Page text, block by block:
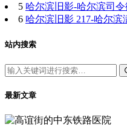
5 哈尔滨旧影-哈尔滨司令
6 哈尔滨旧影 217-哈尔滨
站内搜索
最新文章